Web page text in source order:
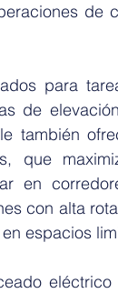
de
para
de
también
que
en
con alta
espacios